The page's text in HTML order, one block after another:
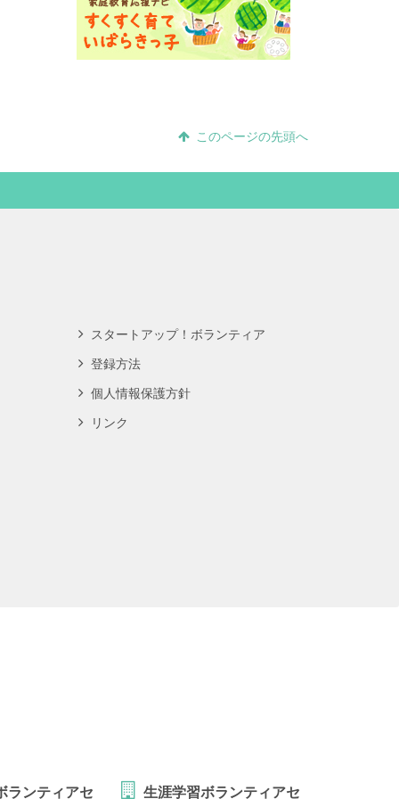
このページの先頭へ
スタートアップ！ボランティア
登録方法
個人情報保護方針
リンク
ランティアセ 生涯学習ボランティアセ